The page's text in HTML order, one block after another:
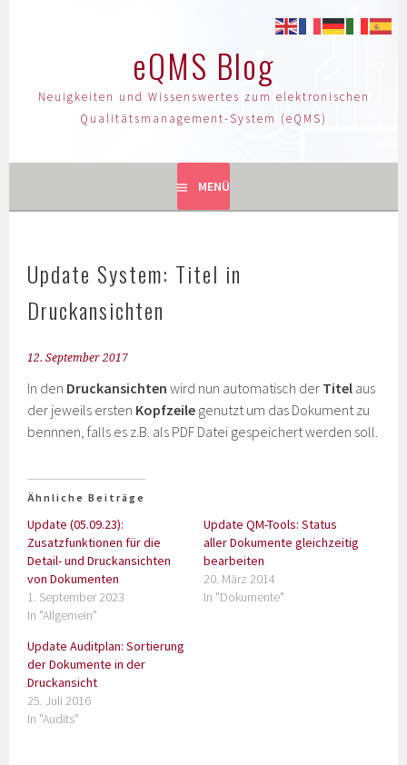
eQMS Blog
Neuigkeiten und Wissenswertes zum elektronischen
Qualitätsmanagement-System (eQMS)
MENÜ
Update System: Titel in
Druckansichten
12. September 2017
In den Druckansichten wird nun automatisch der Titel aus
der jeweils ersten Kopfzeile genutzt um das Dokument zu
bennnen, falls es z.B. als PDF Datei gespeichert werden soll.
Ähnliche Beiträge
Update (05.09.23):
Zusatzfunktionen für die
Detail- und Druckansichten
von Dokumenten
1. September 2023
In "Allgemein"
Update QM-Tools: Status
aller Dokumente gleichzeitig
bearbeiten
20. März 2014
In "Dokumente"
Update Auditplan: Sortierung
der Dokumente in der
Druckansicht
25. Juli 2016
In "Audits"